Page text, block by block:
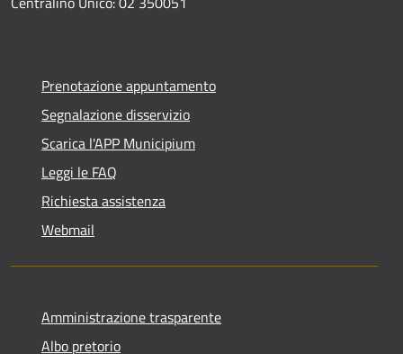
Prenotazione appuntamento
Segnalazione disservizio
Scarica l'APP Municipium
Leggi le FAQ
Richiesta assistenza
Webmail
Amministrazione trasparente
Albo pretorio